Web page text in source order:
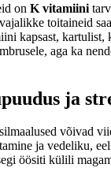
on K vitamiini
toitaineid
kapsast, kartulist,
aga ka
ja
võivad
ja vedeliku,
öösiti külili